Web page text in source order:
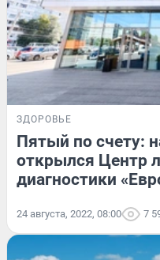
ЗДОРОВЬЕ
Пятый по счету:
открылся Центр
диагностики
24 августа, 2022, 08:00 7